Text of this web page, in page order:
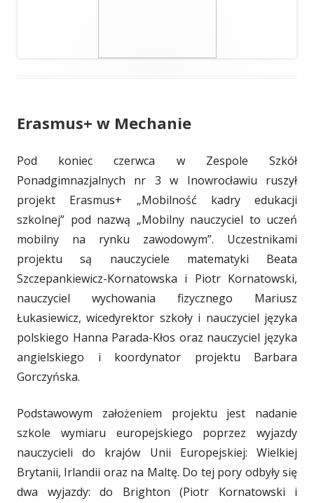
Erasmus+ w Mechanie
Pod koniec czerwca w Zespole Szkół
Ponadgimnazjalnych nr 3 w Inowrocławiu ruszył
projekt Erasmus+ „Mobilność kadry edukacji
szkolnej” pod nazwą „Mobilny nauczyciel to uczeń
mobilny na rynku zawodowym”. Uczestnikami
projektu są nauczyciele matematyki Beata
Szczepankiewicz-Kornatowska i Piotr Kornatowski,
nauczyciel wychowania fizycznego Mariusz
Łukasiewicz, wicedyrektor szkoły i nauczyciel języka
polskiego Hanna Parada-Kłos oraz nauczyciel języka
angielskiego i koordynator projektu Barbara
Gorczyńska.
Podstawowym założeniem projektu jest nadanie
szkole wymiaru europejskiego poprzez wyjazdy
nauczycieli do krajów Unii Europejskiej: Wielkiej
Brytanii, Irlandii oraz na Maltę. Do tej pory odbyły się
dwa wyjazdy: do Brighton (Piotr Kornatowski i